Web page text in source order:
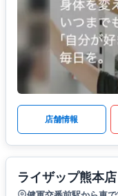
店舗情報
ライザップ熊本店